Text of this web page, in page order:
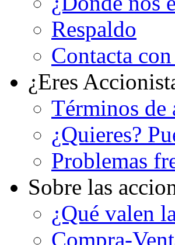
Respaldo
Contacta
¿Eres
Términos
¿Quieres?
Problemas
Sobre las
¿Qué valen
Compra-